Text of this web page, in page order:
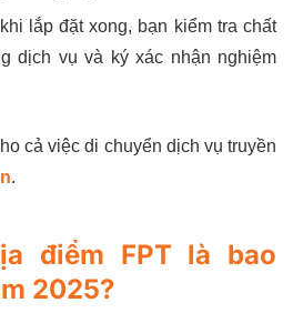
lắp đặt xong, bạn kiểm tra chất
dịch vụ và ký xác nhận nghiệm
cả việc di chuyển dịch vụ truyền
.
điểm FPT là bao
2025?